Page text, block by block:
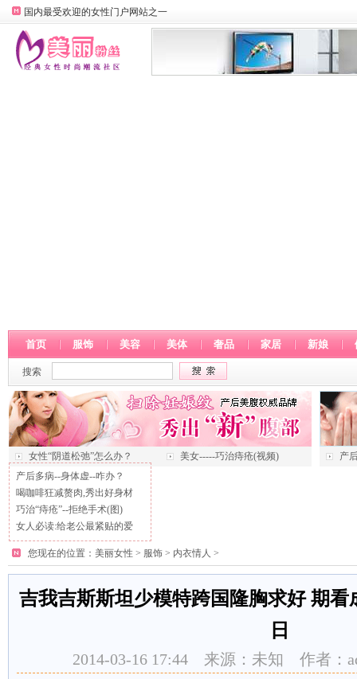
国内最受欢迎的女性门户网站之一
首页 服饰 美容 美体 奢品 家居 新娘
搜索
女性“阴道松弛”怎么办？ 美女-----巧治痔疮(视频)
产
产后多病--身体虚--咋办？
喝咖啡狂减赘肉,秀出好身材
巧治“痔疮”--拒绝手术(图)
女人必读:给老公最紧贴的爱
您现在的位置： 美丽女性 > 服饰 > 内衣情人 >
吉我吉斯斯坦少模特跨国隆胸求好 期看
日
2014-03-16 17:44 来源：未知 作者